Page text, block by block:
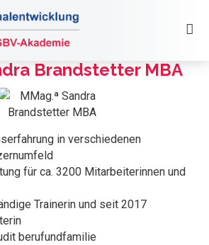
Brandstetter MBA
in verschiedenen
für ca. 3200 Mitarbeiterinnen und
Trainerin und seit 2017
berufundfamilie